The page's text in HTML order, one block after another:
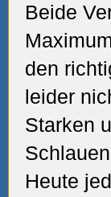
Beide
den
leider
Starken
Heute